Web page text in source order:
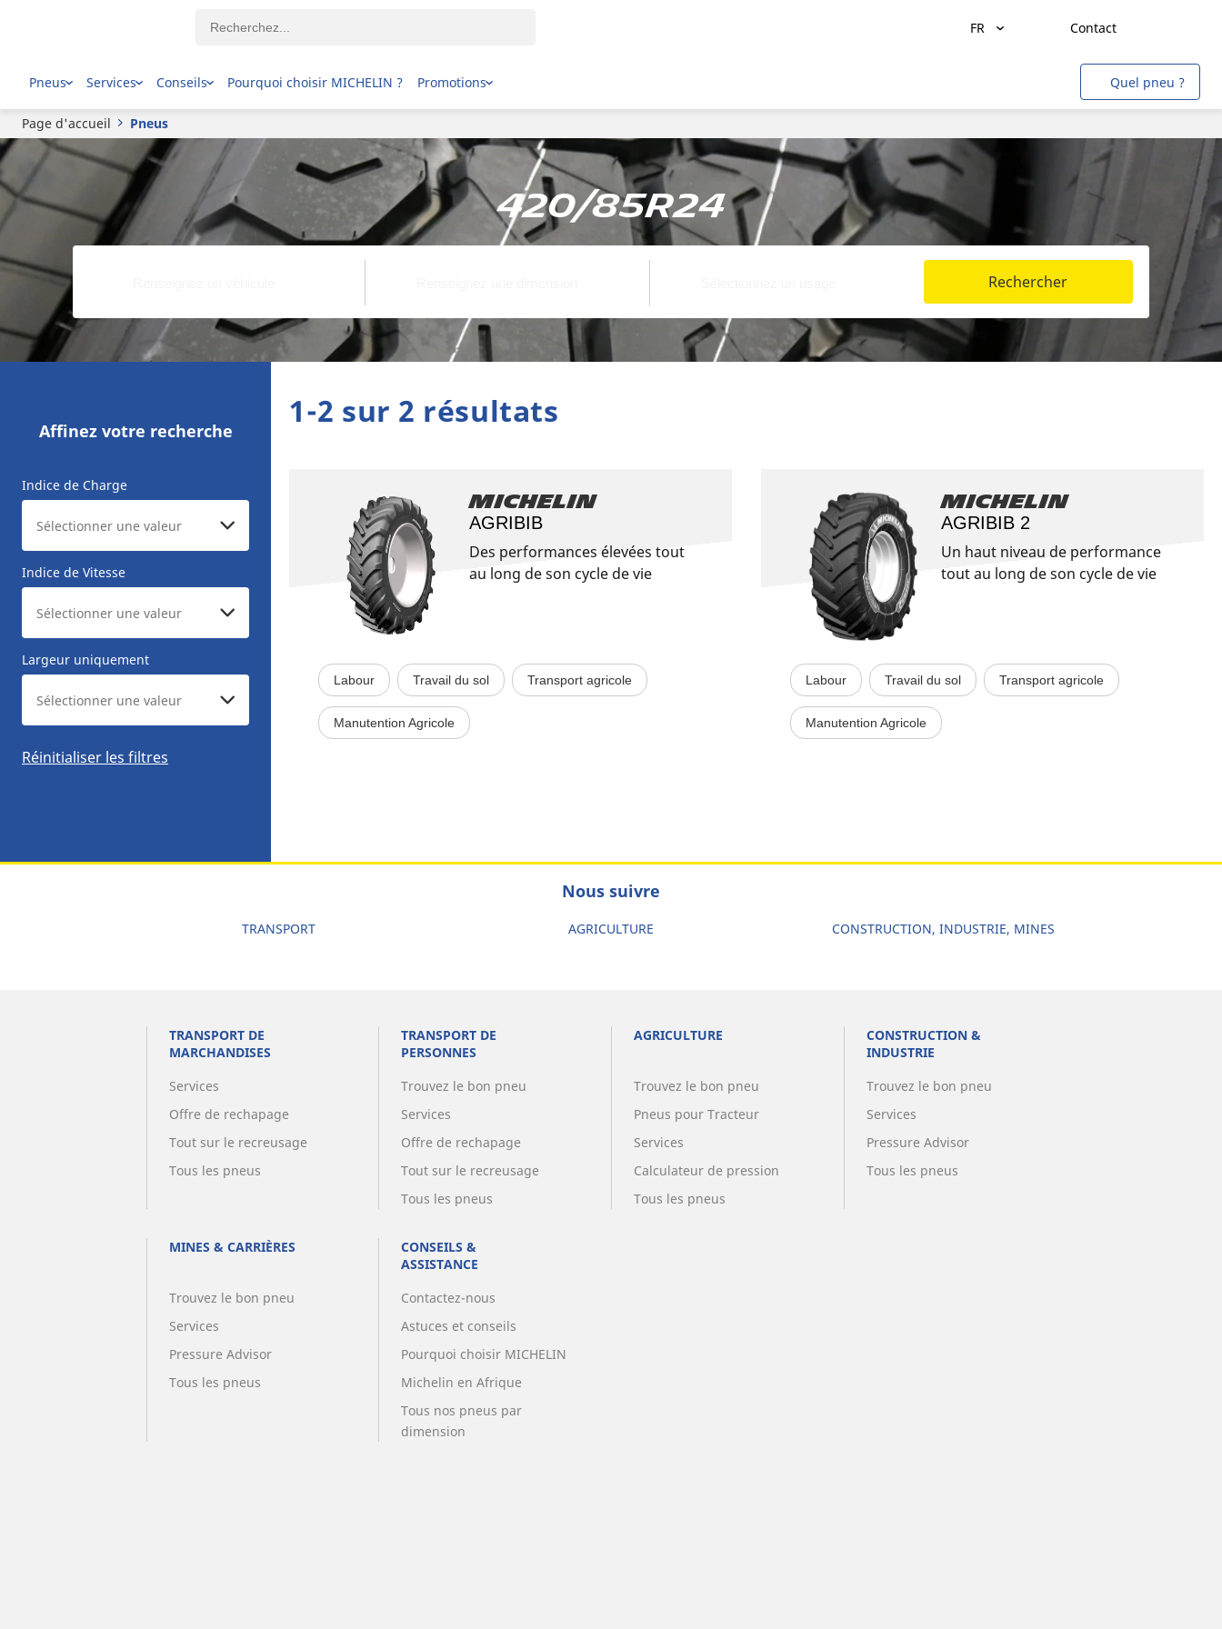
FR Contact
Transport de marchandises
Transport de personnes
Agriculture
Construction & Industrie
Mines & Carrières
Métro
Auto & SUV
Moto & scooter
Pneus Services Conseils Pourquoi choisir MICHELIN ? Promotions Quel pneu ?
Page d'accueil Pneus
420/85R24
Rechercher
Affinez votre recherche
Indice de Charge
Indice de Vitesse
Largeur uniquement
Réinitialiser les filtres
1-2 sur 2 résultats
Michelin
AGRIBIB
Des performances élevées tout
au long de son cycle de vie
Labour Travail du sol Transport agricole
Manutention Agricole
Michelin
AGRIBIB 2
Un haut niveau de performance
tout au long de son cycle de vie
Labour Travail du sol Transport agricole
Manutention Agricole
Nous suivre
TRANSPORT AGRICULTURE CONSTRUCTION, INDUSTRIE, MINES
TRANSPORT DE
MARCHANDISES
Services
Offre de rechapage
Tout sur le recreusage
Tous les pneus
TRANSPORT DE
PERSONNES
Trouvez le bon pneu
Services
Offre de rechapage
Tout sur le recreusage
Tous les pneus
AGRICULTURE
Trouvez le bon pneu
Pneus pour Tracteur
Services
Calculateur de pression
Tous les pneus
CONSTRUCTION &
INDUSTRIE
Trouvez le bon pneu
Services
Pressure Advisor
Tous les pneus
MINES & CARRIÈRES
Trouvez le bon pneu
Services
Pressure Advisor
Tous les pneus
CONSEILS &
ASSISTANCE
Contactez-nous
Astuces et conseils
Pourquoi choisir MICHELIN
Michelin en Afrique
Tous nos pneus par
dimension